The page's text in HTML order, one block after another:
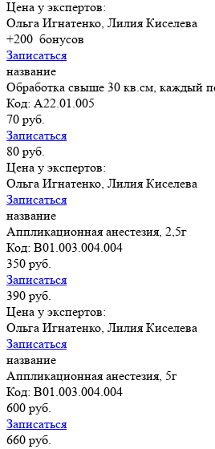
Цена у экспертов:
Ольга Игнатенко, Лилия Киселева
+200 бонусов
Записаться
название
Обработка свыше 30 кв.см, каждый
Код: А22.01.005
70 руб.
Записаться
80 руб.
Цена у экспертов:
Ольга Игнатенко, Лилия Киселева
Записаться
название
Аппликационная анестезия, 2,5г
Код: B01.003.004.004
350 руб.
Записаться
390 руб.
Цена у экспертов:
Ольга Игнатенко, Лилия Киселева
Записаться
название
Аппликационная анестезия, 5г
Код: B01.003.004.004
600 руб.
Записаться
660 руб.